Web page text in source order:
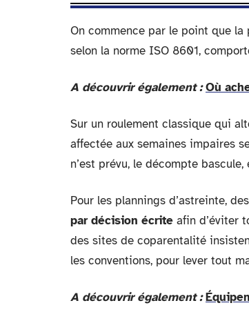
On commence par le point que la
selon la norme ISO 8601,
A découvrir également : Où
Sur un roulement classique qui
affectée aux semaines impaires
n’est prévu, le décompte
Pour les plannings d’astreinte,
par décision écrite afin d’éviter
des sites de coparentalité
les conventions, pour lever tout
A découvrir également :